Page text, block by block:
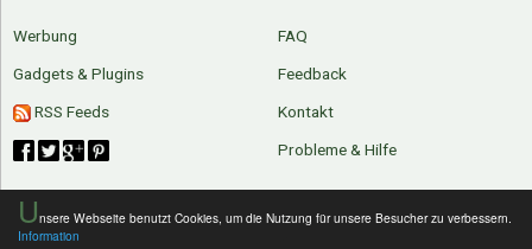
Unsere Webseite benutzt Cookies, um die Nutzung für unsere Besucher zu verbessern.
Information
Werbung
Gadgets & Plugins
RSS Feeds
FAQ
Feedback
Kontakt
Probleme & Hilfe